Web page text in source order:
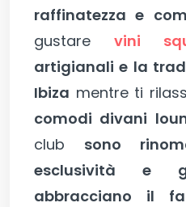
raffinatezza e
gustare vini
artigianali e la
Ibiza mentre ti
comodi divani
club sono
esclusività e
abbracciano il